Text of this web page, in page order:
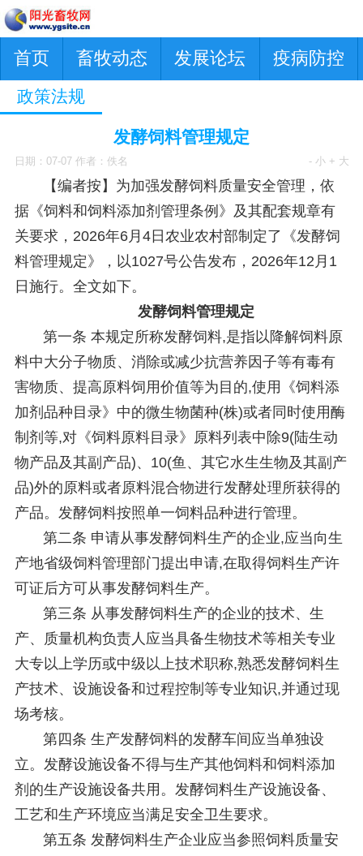
首页 畜牧动态 发展论坛 疫病防控
政策法规
发酵饲料管理规定
日期：07-07 作者：佚名 - 小 + 大
【编者按】为加强发酵饲料质量安全管理，依
据《饲料和饲料添加剂管理条例》及其配套规章有
关要求，2026年6月4日农业农村部制定了《发酵饲
料管理规定》，以1027号公告发布，2026年12月1
日施行。全文如下。
发酵饲料管理规定
第一条 本规定所称发酵饲料,是指以降解饲料原
料中大分子物质、消除或减少抗营养因子等有毒有
害物质、提高原料饲用价值等为目的,使用《饲料添
加剂品种目录》中的微生物菌种(株)或者同时使用酶
制剂等,对《饲料原料目录》原料列表中除9(陆生动
物产品及其副产品)、10(鱼、其它水生生物及其副产
品)外的原料或者原料混合物进行发酵处理所获得的
产品。发酵饲料按照单一饲料品种进行管理。
第二条 申请从事发酵饲料生产的企业,应当向生
产地省级饲料管理部门提出申请,在取得饲料生产许
可证后方可从事发酵饲料生产。
第三条 从事发酵饲料生产的企业的技术、生
产、质量机构负责人应当具备生物技术等相关专业
大专以上学历或中级以上技术职称,熟悉发酵饲料生
产技术、设施设备和过程控制等专业知识,并通过现
场考核。
第四条 生产发酵饲料的发酵车间应当单独设
立。发酵设施设备不得与生产其他饲料和饲料添加
剂的生产设施设备共用。发酵饲料生产设施设备、
工艺和生产环境应当满足安全卫生要求。
第五条 发酵饲料生产企业应当参照饲料质量安